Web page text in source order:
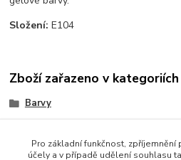
Složení: E104
Zboží zařazeno v kategoriích
Barvy
Pro základní funkčnost, zpříjemnění
účely a v případě udělení souhlasu